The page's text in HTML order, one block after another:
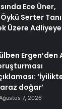
Ece Üner,
Serter
Üzere
Ergen’den
doğar’
7, 2026